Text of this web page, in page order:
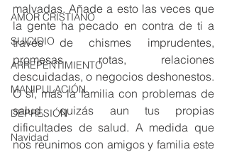
AMOR CRISTIANO
SUICIDIO
ARREPENTIMIENTO
MANIPULACIÓN
DEPRESIÓN
Navidad
malvadas. Añade a esto las veces que
la gente ha pecado en contra de ti a
través de chismes imprudentes,
promesas rotas, relaciones
descuidadas, o negocios deshonestos.
O sí, más la familia con problemas de
salud, quizás aun tus propias
dificultades de salud. A medida que
nos reunimos con amigos y familia este